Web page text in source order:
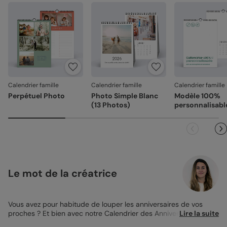
emballage adapté, pour un résultat intact à l'ouverture.
Votre satisfaction, notre priorité
Si vous constatez le moindre souci lié à l'impression, au
façonnage ou à l’acheminement, contactez-nous dans les
30 jours. Nous nous occupons de tout et relançons une
impression si nécessaire.
En revanche, si le point concerne la personnalisation que
vous avez validée (texte, photo, mise en page), le produit
ne pourra pas être repris.
Calendrier famille
Perpétuel Photo
Calendrier famille
Photo Simple Blanc
(13 Photos)
Calendrier famille
Modèle 100%
Le mot de la créatrice
Vous avez pour habitude de louper les anniversaires de vos
proches ? Et bien avec notre Calendrier des AnniversairesLire la suite